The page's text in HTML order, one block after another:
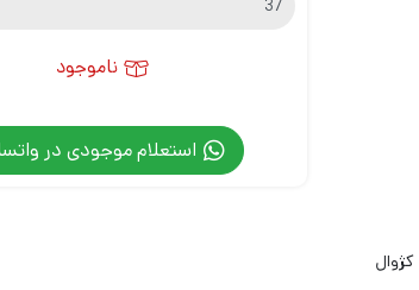
ناموجود
استعلام موجودی در